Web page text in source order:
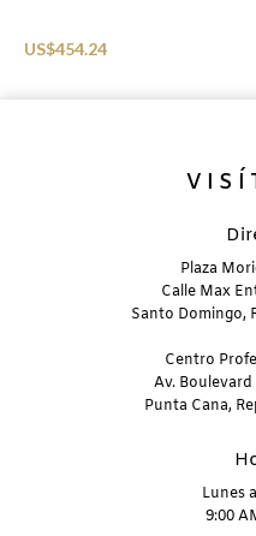
US$454.24
Plaza
Calle Max
Santo Domingo,
Centro
Av.
Punta Cana,
Lunes
9:00